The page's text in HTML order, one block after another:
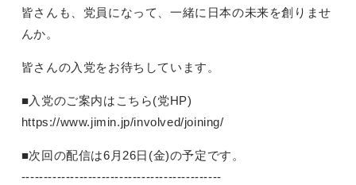
皆さんも、党員になって、一緒に日本の未来を創りませ
んか。
皆さんの入党をお待ちしています。
■入党のご案内はこちら(党HP)
https://www.jimin.jp/involved/joining/
■次回の配信は6月26日(金)の予定です。
---------------------------------------------